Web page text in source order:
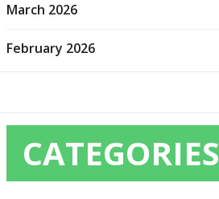
March 2026
February 2026
CATEGORIES